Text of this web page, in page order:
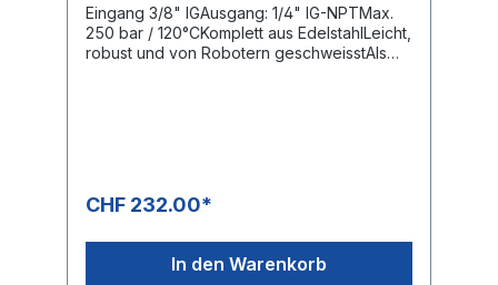
Eingang 3/8" IGAusgang: 1/4" IG-NPTMax.
250 bar / 120°CKomplett aus EdelstahlLeicht,
robust und von Robotern geschweisstAls
CHF 232.00*
In den Warenkorb